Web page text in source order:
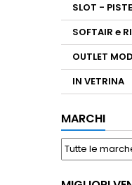
SLOT - PISTE
SOFTAIR e
OUTLET
IN VETRINA
MARCHI